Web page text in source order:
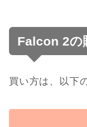
Falcon 2の
買い方は、以下